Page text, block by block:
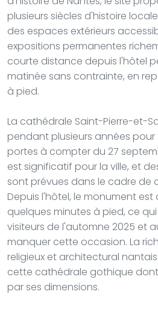
plusieurs siècles d'histoire
des espaces extérieurs
expositions permanentes
courte distance depuis l'hôtel
matinée sans contrainte, en
à pied.
La cathédrale Saint-Pierre-et-
pendant plusieurs années pour
portes à compter du 27
est significatif pour la ville, et
sont prévues dans le cadre de
Depuis l'hôtel, le monument est
quelques minutes à pied, ce
visiteurs de l'automne 2025 et
manquer cette occasion. La
religieux et architectural
cette cathédrale gothique
par ses dimensions.